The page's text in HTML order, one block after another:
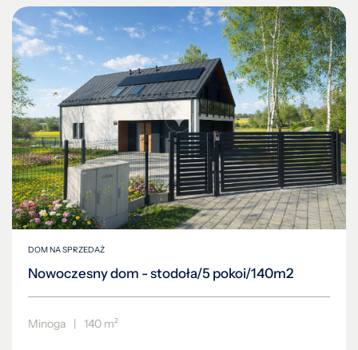
DOM NA SPRZEDAŻ
Nowoczesny dom - stodoła/5 pokoi/140m2
Minoga | 140 m²